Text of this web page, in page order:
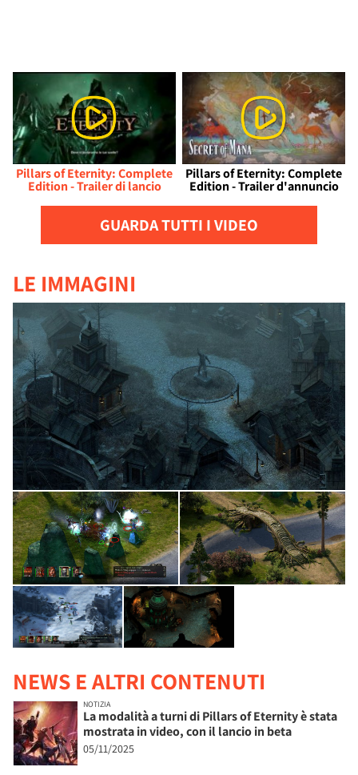
Pillars of Eternity: Complete
Edition - Trailer di lancio
Pillars of Eternity: Complete
Edition - Trailer d'annuncio
GUARDA TUTTI I VIDEO
LE IMMAGINI
NEWS E ALTRI CONTENUTI
NOTIZIA
La modalità a turni di Pillars of Eternity è stata
mostrata in video, con il lancio in beta
05/11/2025